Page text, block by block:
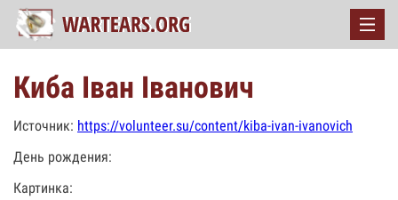
Киба Іван Іванович
Источник: https://volunteer.su/content/kiba-ivan-ivanovich
День рождения:
Картинка: